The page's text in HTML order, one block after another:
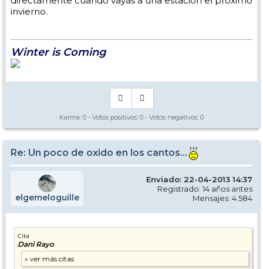
invierno.
Winter is Coming
Karma: 0 - Votos positivos: 0 - Votos negativos: 0
Re: Un poco de oxido en los cantos...
elgemeloguille
Enviado: 22-04-2013 14:37
Registrado: 14 años antes
Mensajes: 4.584
Cita
Dani Rayo